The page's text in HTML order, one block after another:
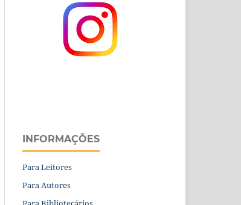
INFORMAÇÕES
Para Leitores
Para Autores